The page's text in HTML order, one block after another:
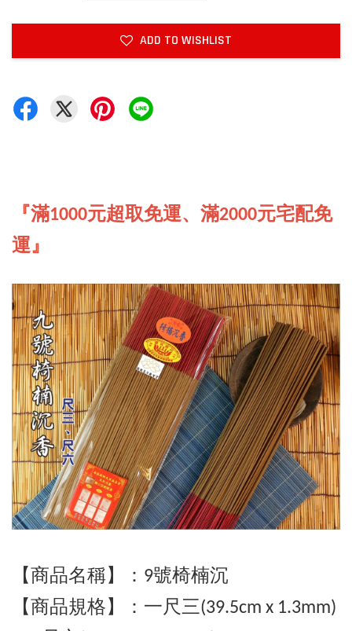
ADD TO WISHLIST
『滿1000元超取免運、滿2000元宅配免
運』
【商品名稱】：9號椅楠沉
【商品規格】： 一尺三(39.5cm x 1.3mm)